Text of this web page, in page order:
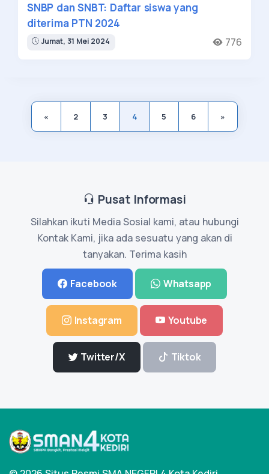
SNBP dan SNBT: Daftar siswa yang
diterima PTN 2024
Jumat, 31 Mei 2024 776
« 2 3 4 5 6 »
Pusat Informasi
Silahkan ikuti Media Sosial kami, atau hubungi
Kontak Kami, jika ada sesuatu yang akan di
tanyakan. Terima kasih
Facebook Whatsapp
Instagram Youtube
Twitter/X Tiktok